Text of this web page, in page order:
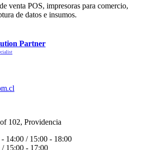
venta POS, impresoras para comercio,
de datos e insumos.
Partner
102, Providencia
14:00 / 15:00 - 18:00
15:00 - 17:00